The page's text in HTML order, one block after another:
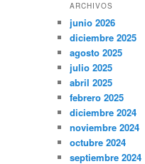
ARCHIVOS
junio 2026
diciembre 2025
agosto 2025
julio 2025
abril 2025
febrero 2025
diciembre 2024
noviembre 2024
octubre 2024
septiembre 2024